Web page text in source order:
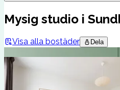
Mysig studio i
Visa alla bostäder Dela